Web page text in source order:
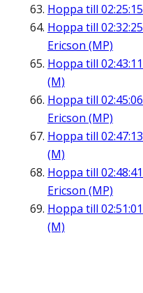
Hoppa till 02:25:15
Hoppa till 02:32:25
Ericson (MP)
Hoppa till 02:43:11
(M)
Hoppa till 02:45:06
Ericson (MP)
Hoppa till 02:47:13
(M)
Hoppa till 02:48:41
Ericson (MP)
Hoppa till 02:51:01
(M)